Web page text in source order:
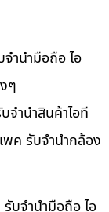
ำนำมือถือ ไอ
ๆ
จำนำสินค้าไอที
พค รับจำนำกล้อง
บจำนำมือถือ ไอ